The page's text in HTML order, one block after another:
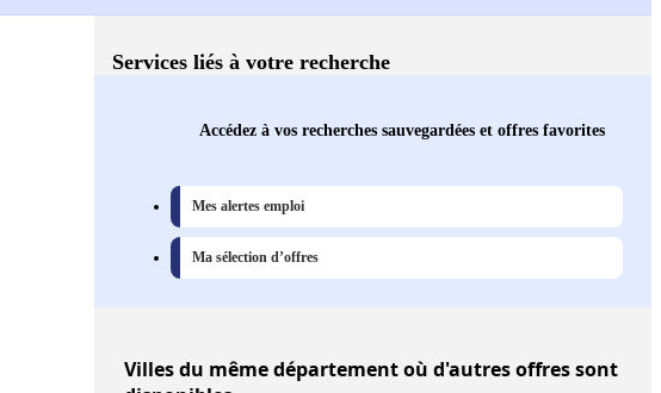
Services liés à votre recherche
Accédez à vos recherches sauvegardées et offres favorites
Mes alertes emploi
Ma sélection d’offres
Villesdu même département où d'autres offres sont